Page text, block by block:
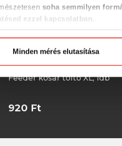
soha semmilyen
ezzel kapcsolatban.
is köszönjük!
Minden mérés elutasítása
CarpZoom Fanatic Method
Feeder kosár töltő XL, 1db
920 Ft